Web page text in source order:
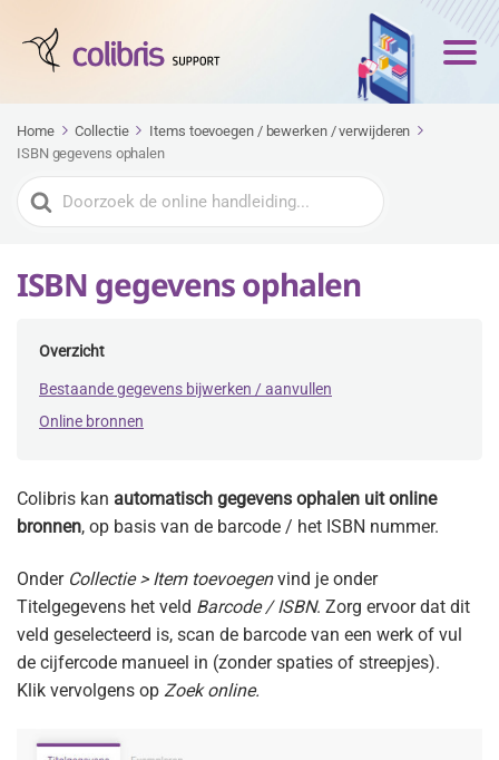
Home Collectie
Items toevoegen / bewerken / verwijderen
ISBN gegevens ophalen
Zoeken
naar
ISBN gegevens ophalen
Overzicht
Bestaande gegevens bijwerken / aanvullen
Online bronnen
Colibris kan automatisch gegevens ophalen uit online
bronnen, op basis van de barcode / het ISBN nummer.
Onder Collectie > Item toevoegenvind je onder
Titelgegevens het veld Barcode / ISBN. Zorg ervoor dat dit
veld geselecteerd is, scan de barcode van een werk of vul
de cijfercode manueel in (zonder spaties of streepjes).
Klik vervolgens op Zoek online.